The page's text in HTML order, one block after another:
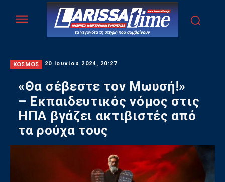
ΚΟΣΜΟΣ 20 Ιουνίου 2024, 20:27
«Θα σέβεστε τον Μωυσή!»
– Εκπαιδευτικός νόμος στις
ΗΠΑ βγάζει ακτιβιστές από
τα ρούχα τους